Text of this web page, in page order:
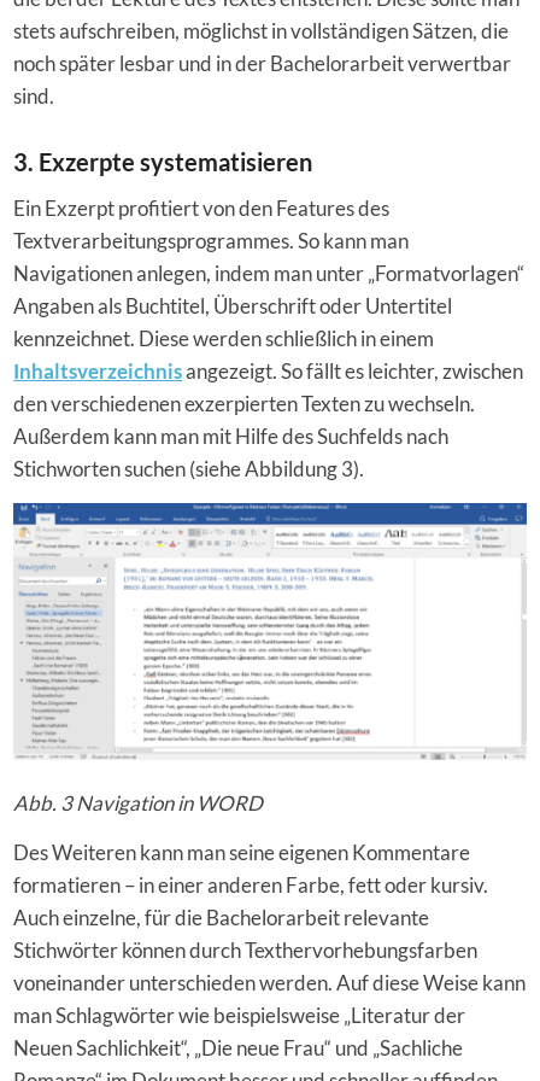
stets aufschreiben, möglichst in vollständigen Sätzen, die
noch später lesbar und in der Bachelorarbeit verwertbar
sind.
3. Exzerpte systematisieren
Ein Exzerpt profitiert von den Features des
Textverarbeitungsprogrammes. So kann man
Navigationen anlegen, indem man unter „Formatvorlagen“
Angaben als Buchtitel, Überschrift oder Untertitel
kennzeichnet. Diese werden schließlich in einem
Inhaltsverzeichnisangezeigt. So fällt es leichter, zwischen
den verschiedenen exzerpierten Texten zu wechseln.
Außerdem kann man mit Hilfe des Suchfelds nach
Stichworten suchen (siehe Abbildung 3).
Abb. 3 Navigation in WORD
Des Weiteren kann man seine eigenen Kommentare
formatieren – in einer anderen Farbe, fett oder kursiv.
Auch einzelne, für die Bachelorarbeit relevante
Stichwörter können durch Texthervorhebungsfarben
voneinander unterschieden werden. Auf diese Weise kann
man Schlagwörter wie beispielsweise „Literatur der
Neuen Sachlichkeit“, „Die neue Frau“ und „Sachliche